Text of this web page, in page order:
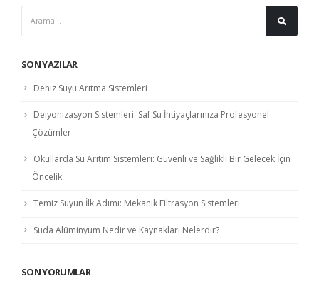
SON YAZILAR
Deniz Suyu Arıtma Sistemleri
Deiyonizasyon Sistemleri: Saf Su İhtiyaçlarınıza Profesyonel
Çözümler
Okullarda Su Arıtım Sistemleri: Güvenli ve Sağlıklı Bir Gelecek İçin
Öncelik
Temiz Suyun İlk Adımı: Mekanik Filtrasyon Sistemleri
Suda Alüminyum Nedir ve Kaynakları Nelerdir?
SON YORUMLAR